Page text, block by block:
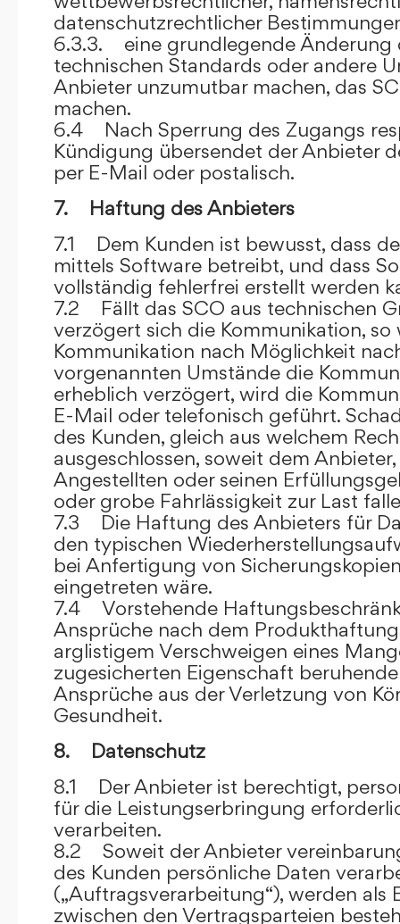
datenschutzrechtlicher
6.3.3. eine grundlegende Änderung
technischen Standards oder andere
Anbieter unzumutbar machen, das
machen.
6.4 Nach Sperrung des Zugangs
Kündigung übersendet der Anbieter
per E-Mail oder postalisch.
7. Haftung des Anbieters
7.1 Dem Kunden ist bewusst, dass
mittels Software betreibt, und dass
vollständig fehlerfrei erstellt werden
7.2 Fällt das SCO aus technischen
verzögert sich die Kommunikation, so
Kommunikation nach Möglichkeit
vorgenannten Umstände die
erheblich verzögert, wird die
E-Mail oder telefonisch geführt.
des Kunden, gleich aus welchem
ausgeschlossen, soweit dem
Angestellten oder seinen
oder grobe Fahrlässigkeit zur Last
7.3 Die Haftung des Anbieters für
den typischen
bei Anfertigung von
eingetreten wäre.
7.4 Vorstehende
Ansprüche nach dem
arglistigem Verschweigen eines
zugesicherten Eigenschaft
Ansprüche aus der Verletzung von
Gesundheit.
8. Datenschutz
8.1 Der Anbieter ist berechtigt,
für die Leistungserbringung
verarbeiten.
8.2 Soweit der Anbieter
des Kunden persönliche Daten
(„Auftragsverarbeitung“), werden als
zwischen den Vertragsparteien